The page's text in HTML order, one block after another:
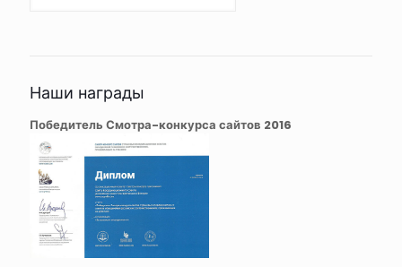
Наши награды
Победитель Смотра-конкурса сайтов 2016